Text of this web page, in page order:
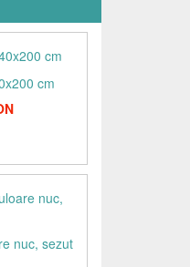
cm
nuc, sezut